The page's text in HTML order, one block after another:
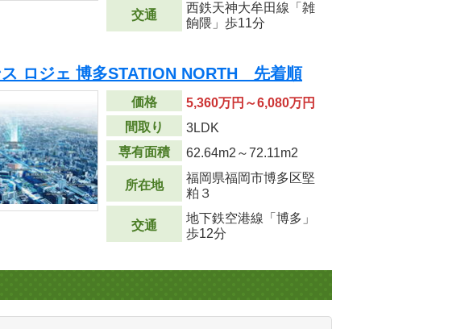
交通
西鉄天神大牟田線「雑
餉隈」歩11分
ロジェ 博多STATION NORTH 先着順
価格
5,360万円～6,080万円
間取り
3LDK
専有面積
62.64m2 ～72.11m2
所在地
福岡県福岡市博多区堅
粕３
交通
地下鉄空港線「博多」
歩12分